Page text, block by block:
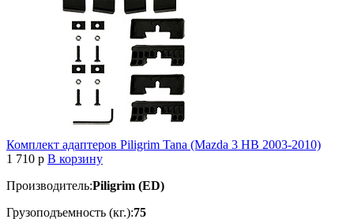
Комплект адаптеров Piligrim Tana (Mazda 3 HB 2003-2010)
1 710 p В корзину
Производитель:Piligrim (ED)
Грузоподъемность (кг.):75